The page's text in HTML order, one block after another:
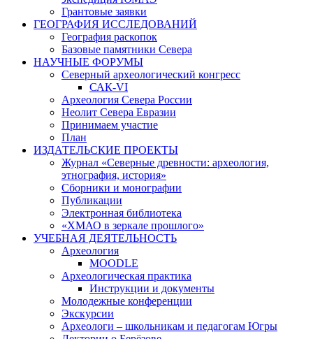
Грантовые заявки
ГЕОГРАФИЯ ИССЛЕДОВАНИЙ
География раскопок
Базовые памятники Севера
НАУЧНЫЕ ФОРУМЫ
Северный археологический конгресс
САК-VI
Археология Севера России
Неолит Севера Евразии
Принимаем участие
План
ИЗДАТЕЛЬСКИЕ ПРОЕКТЫ
Журнал «Северные древности: археология,
этнография, история»
Сборники и монографии
Публикации
Электронная библиотека
«ХМАО в зеркале прошлого»
УЧЕБНАЯ ДЕЯТЕЛЬНОСТЬ
Археология
MOODLE
Археологическая практика
Инструкции и документы
Молодежные конференции
Экскурсии
Археологи – школьникам и педагогам Югры